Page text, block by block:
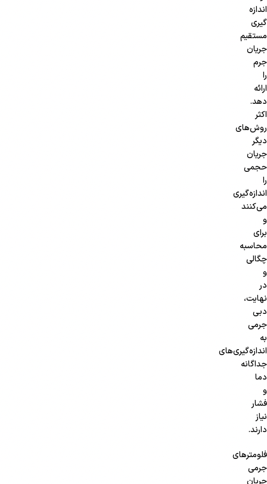
اندازه
گیری
مستقیم
جریان
جرم
را
ارائه
دهد.
اکثر
روش‌های
دیگر
جریان
حجمی
را
اندازه‌گیری
می‌کنند
و
برای
محاسبه
چگالی
و
در
نهایت،
دبی
جرمی
به
اندازه‌گیری‌های
جداگانه
دما
و
فشار
نیاز
دارند.
فلومترهای
جرمی
جریان